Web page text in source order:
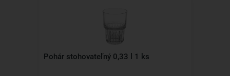
Pohár stohovateľný 0,33 l 1 ks